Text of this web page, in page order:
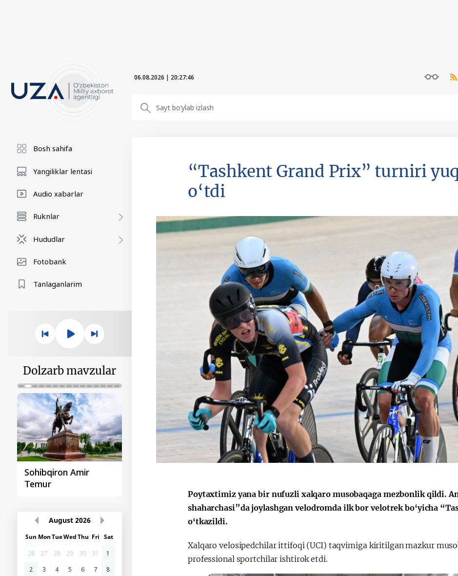
06.08.2026 | 20:27:47
Bosh sahifa
Yangiliklar lentasi
Audio xabarlar
Ruknlar
Hududlar
Fotobank
Tanlaganlarim
Dolzarb mavzular
Sohibqiron Amir
Temur
August 2026
Sun MonTueWedThu Fri Sat
26
27 28 29 30 31
1
2
3 4 5 6 7
8
“Tashkent Grand Prix” turniri
o‘tdi
Poytaxtimiz yana bir nufuzli xalqaro musobaqaga mezbonlik qildi.
shaharchasi”da joylashgan velodromda ilk bor velotrek bo‘yicha
o‘tkazildi.
Xalqaro velosipedchilar ittifoqi (UCI) taqvimiga kiritilgan mazkur
professional sportchilar ishtirok etdi.